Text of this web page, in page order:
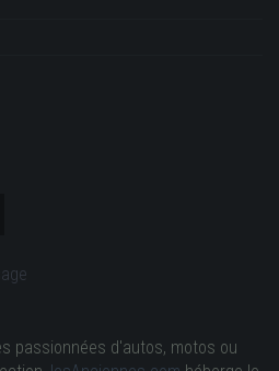
passionnées d'autos, motos ou